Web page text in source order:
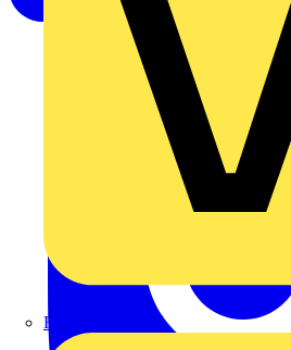
Rexel